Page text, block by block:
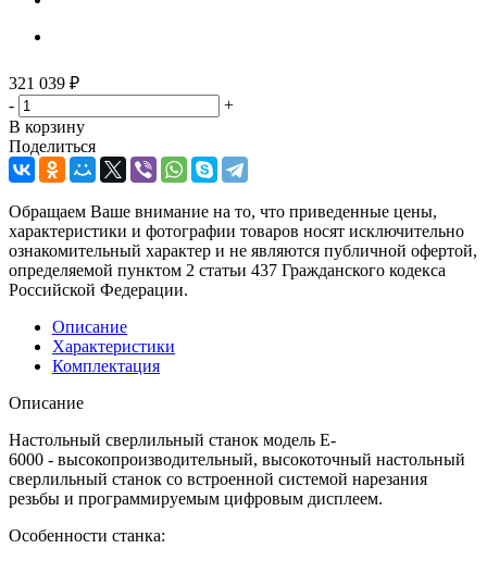
321 039 ₽
-
+
В корзину
Поделиться
Обращаем Ваше внимание на то, что приведенные цены,
характеристики и фотографии товаров носят исключительно
ознакомительный характер и не являются публичной офертой,
определяемой пунктом 2 статьи 437 Гражданского кодекса
Российской Федерации.
Описание
Характеристики
Комплектация
Описание
Настольный сверлильный станок модель E-
6000 - высокопроизводительный, высокоточный настольный
сверлильный станок со встроенной системой нарезания
резьбы и программируемым цифровым дисплеем.
Особенности станка: